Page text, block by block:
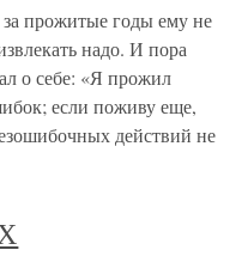
прожитые годы ему не
надо. И пора
о себе: «Я прожил
если поживу еще,
действий не